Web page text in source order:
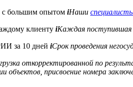
с большим опытом iНаши
клиенту iКаждая поступившая
за 10 дней iСрок проведения
откорректированной по
присвоение номера